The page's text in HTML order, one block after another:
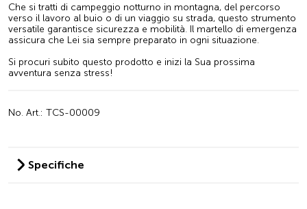
Che si tratti di campeggio notturno in montagna, del percorso
verso il lavoro al buio o di un viaggio su strada, questo strumento
versatile garantisce sicurezza e mobilità. Il martello di emergenza
assicura che Lei sia sempre preparato in ogni situazione.
Si procuri subito questo prodotto e inizi la Sua prossima
avventura senza stress!
No. Art.: TCS-00009
Specifiche